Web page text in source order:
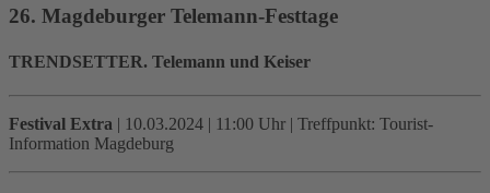
26. Magdeburger Telemann-Festtage
TRENDSETTER. Telemann und Keiser
Festival Extra | 10.03.2024 | 11:00 Uhr | Treffpunkt: Tourist-
Information Magdeburg